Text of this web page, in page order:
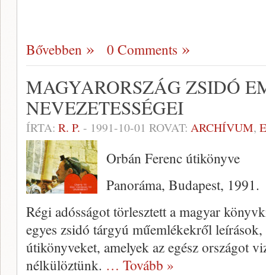
Bővebben 0 Comments
MAGYARORSZÁG ZSIDÓ
NEVEZETESSÉGEI
ÍRTA: R. P. - 1991-10-01 ROVAT: ARCHÍVUM,
Orbán Ferenc útikönyve
Panoráma, Budapest, 1991.
Régi adósságot törlesztett a magyar
egyes zsidó tárgyú műemlékekről
útikönyveket, amelyek az egész országot
nélkülöztünk. … Tovább »